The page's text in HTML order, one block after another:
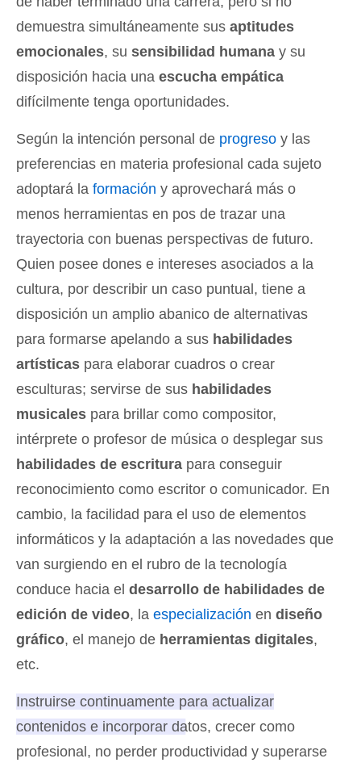
demuestra simultáneamente sus aptitudes
emocionales, su sensibilidad humana y su
disposición hacia una escucha empática
difícilmente tenga oportunidades.
Según la intención personal de progreso y las
preferencias en materia profesional cada sujeto
adoptará la formación y aprovechará más o
menos herramientas en pos de trazar una
trayectoria con buenas perspectivas de futuro.
Quien posee dones e intereses asociados a la
cultura, por describir un caso puntual, tiene a
disposición un amplio abanico de alternativas
para formarse apelando a sus habilidades
artísticas para elaborar cuadros o crear
esculturas; servirse de sus habilidades
musicales para brillar como compositor,
intérprete o profesor de música o desplegar sus
habilidades de escritura para conseguir
reconocimiento como escritor o comunicador. En
cambio, la facilidad para el uso de elementos
informáticos y la adaptación a las novedades que
van surgiendo en el rubro de la tecnología
conduce hacia el desarrollo de habilidades de
edición de video, la especialización en diseño
gráfico, el manejo de herramientas digitales,
etc.
Instruirse continuamente para actualizar
contenidos e incorporar datos, crecer como
profesional, no perder productividad y superarse